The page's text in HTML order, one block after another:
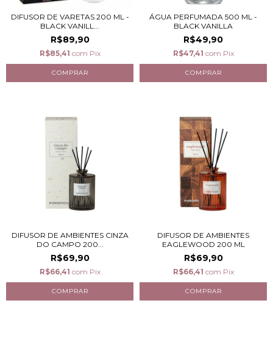
DIFUSOR DE VARETAS 200 ML -
BLACK VANILL...
R$89,90
R$85,41 com Pix
ÁGUA PERFUMADA 500 ML -
BLACK VANILLA
R$49,90
R$47,41 com Pix
DIFUSOR DE AMBIENTES CINZA
DO CAMPO 200...
R$69,90
R$66,41 com Pix
DIFUSOR DE AMBIENTES
EAGLEWOOD 200 ML
R$69,90
R$66,41 com Pix